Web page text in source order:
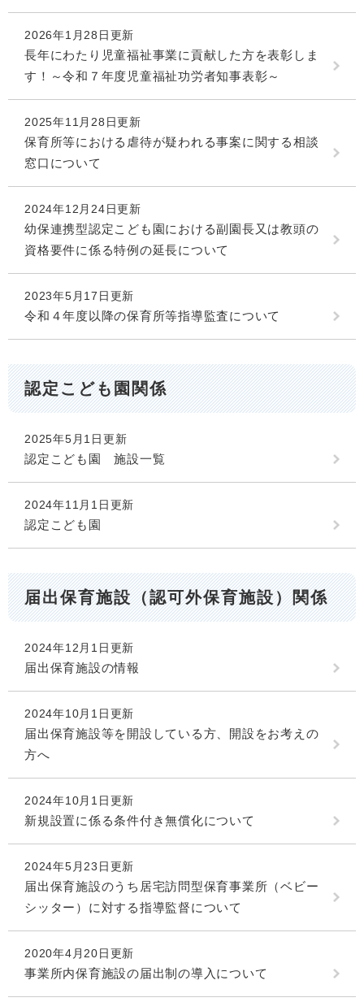
2026年1月28日更新
長年にわたり児童福祉事業に貢献した方を表彰しま
す！～令和７年度児童福祉功労者知事表彰～
2025年11月28日更新
保育所等における虐待が疑われる事案に関する相談
窓口について
2024年12月24日更新
幼保連携型認定こども園における副園長又は教頭の
資格要件に係る特例の延長について
2023年5月17日更新
令和４年度以降の保育所等指導監査について
認定こども園関係
2025年5月1日更新
認定こども園 施設一覧
2024年11月1日更新
認定こども園
届出保育施設（認可外保育施設）関係
2024年12月1日更新
届出保育施設の情報
2024年10月1日更新
届出保育施設等を開設している方、開設をお考えの
方へ
2024年10月1日更新
新規設置に係る条件付き無償化について
2024年5月23日更新
届出保育施設のうち居宅訪問型保育事業所（ベビー
シッター）に対する指導監督について
2020年4月20日更新
事業所内保育施設の届出制の導入について